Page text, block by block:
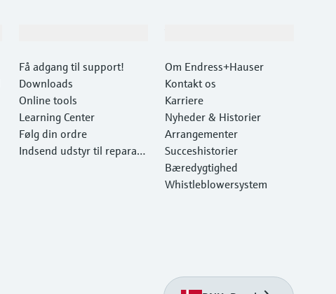
Få adgang til support!
Downloads
Online tools
Learning Center
Følg din ordre
Indsend udstyr til reparati
Om Endress+Hauser
Kontakt os
Karriere
Nyheder & Historier
Arrangementer
Succeshistorier
Bæredygtighed
Whistleblowersystem